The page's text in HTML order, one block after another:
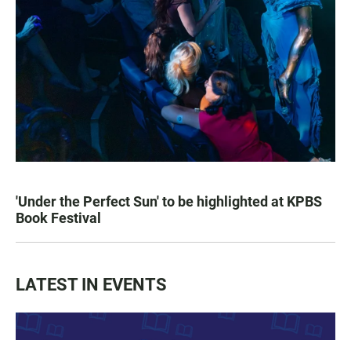
'Under the Perfect Sun' to be highlighted at KPBS
Book Festival
LATEST IN EVENTS